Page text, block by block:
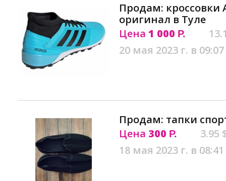
Продам: кроссовки
оригинал в Туле
Цена 1 000 Р.
20 мая 2023 г. в 09:07
Продам: тапки
Цена 300 Р.
3.95
18 мая 2023 г. в 08:41